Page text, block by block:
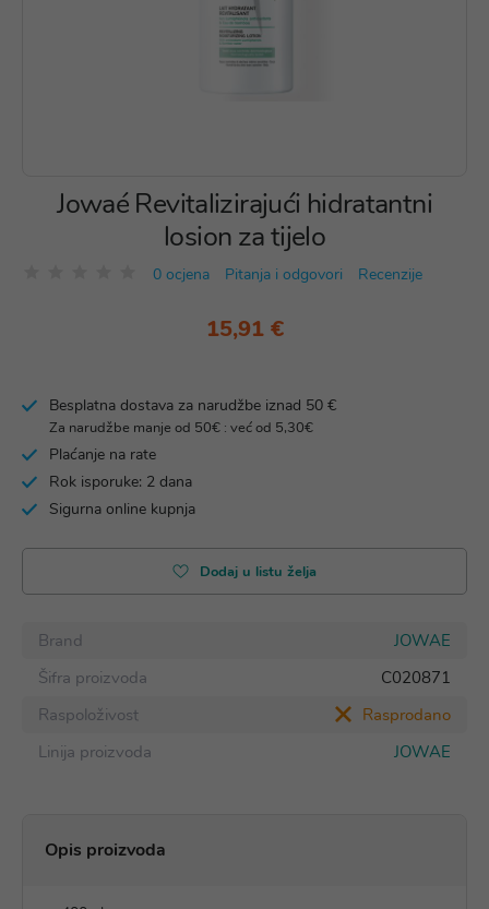
Jowaé Revitalizirajući hidratantni
losion za tijelo
0 ocjena Pitanja i odgovori Recenzije
15,91 €
Besplatna dostava za narudžbe iznad 50 €
Za narudžbe manje od 50€ : već od 5,30€
Plaćanje na rate
Rok isporuke: 2 dana
Sigurna online kupnja
Dodaj u listu želja
Brand
JOWAE
Šifra proizvoda
C020871
Raspoloživost
Rasprodano
Linija proizvoda
JOWAE
Opis proizvoda